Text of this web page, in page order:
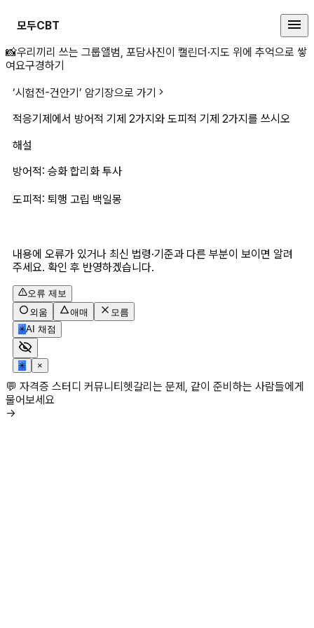
모두CBT
적응기제에서 방어적 기제 2가지
📸우리끼리 쓰는 그룹앨범, 포담사진이 캘린더·지도 위에 추억으로 쌓
여요구경하기
‘시험전-건안기’ 암기장으로 가기
적응기제에서 방어적 기제 2가지와 도피적 기제 2가지를 쓰시오
해설
방어적: 승화 합리화 투사
도피적: 퇴행 고립 백일몽
내용에 오류가 있거나 최신 법령·기준과 다른 부분이 보이면 알려
주세요. 확인 후 반영하겠습니다.
오류 제보
외움
애매
모름
✳AI 채점
✳ ×
💬 자격증 스터디 커뮤니티헷갈리는 문제, 같이 준비하는 사람들에게
물어보세요
→